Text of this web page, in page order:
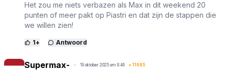
Het zou me niets verbazen als Max in dit weekend 20
punten of meer pakt op Piastri en dat zijn de stappen die
we willen zien!
1+ Antwoord
Supermax- 19 oktober 2025 om 9:46 + 11685